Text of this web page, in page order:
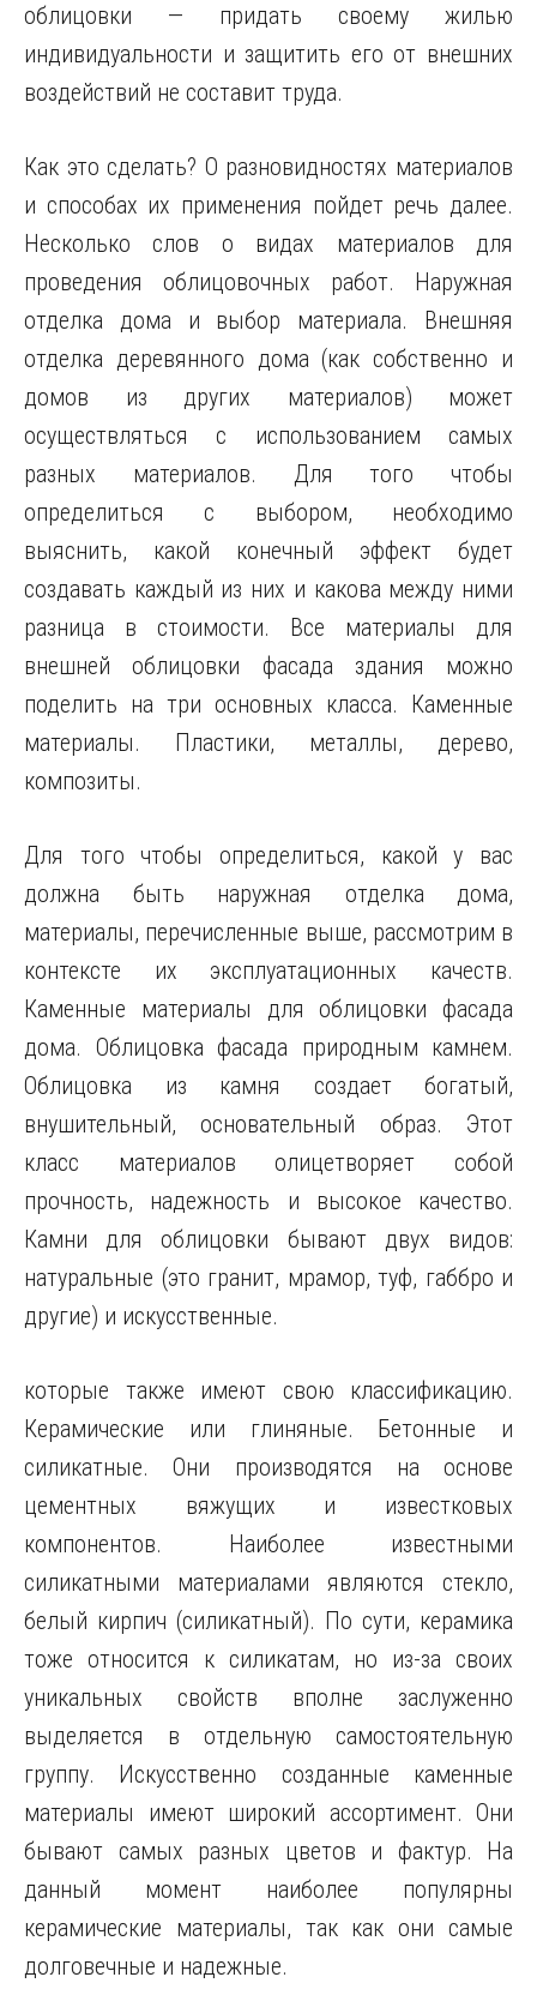
облицовки — придать своему жилью
индивидуальности и защитить его от внешних
воздействий не составит труда.
Как это сделать? О разновидностях материалов
и способах их применения пойдет речь далее.
Несколько слов о видах материалов для
проведения облицовочных работ. Наружная
отделка дома и выбор материала. Внешняя
отделка деревянного дома (как собственно и
домов из других материалов) может
осуществляться с использованием самых
разных материалов. Для того чтобы
определиться с выбором, необходимо
выяснить, какой конечный эффект будет
создавать каждый из них и какова между ними
разница в стоимости. Все материалы для
внешней облицовки фасада здания можно
поделить на три основных класса. Каменные
материалы. Пластики, металлы, дерево,
композиты.
Для того чтобы определиться, какой у вас
должна быть наружная отделка дома,
материалы, перечисленные выше, рассмотрим в
контексте их эксплуатационных качеств.
Каменные материалы для облицовки фасада
дома. Облицовка фасада природным камнем.
Облицовка из камня создает богатый,
внушительный, основательный образ. Этот
класс материалов олицетворяет собой
прочность, надежность и высокое качество.
Камни для облицовки бывают двух видов:
натуральные (это гранит, мрамор, туф, габбро и
другие) и искусственные.
которые также имеют свою классификацию.
Керамические или глиняные. Бетонные и
силикатные. Они производятся на основе
цементных вяжущих и известковых
компонентов. Наиболее известными
силикатными материалами являются стекло,
белый кирпич (силикатный). По сути, керамика
тоже относится к силикатам, но из-за своих
уникальных свойств вполне заслуженно
выделяется в отдельную самостоятельную
группу. Искусственно созданные каменные
материалы имеют широкий ассортимент. Они
бывают самых разных цветов и фактур. На
данный момент наиболее популярны
керамические материалы, так как они самые
долговечные и надежные.